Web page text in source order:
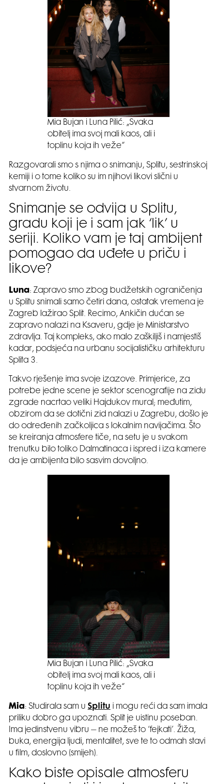
Mia Bujan i Luna Pilić: „Svaka
obitelj ima svoj mali kaos, ali i
toplinu koja ih veže“
Razgovarali smo s njima o snimanju, Splitu, sestrinskoj
kemiji i o tome koliko su im njihovi likovi slični u
stvarnom životu.
Snimanje se odvija u Splitu,
gradu koji je i sam jak ‘lik’ u
seriji. Koliko vam je taj ambijent
pomogao da uđete u priču i
likove?
Luna: Zapravo smo zbog budžetskih ograničenja
u Splitu snimali samo četiri dana, ostatak vremena je
Zagreb lažirao Split. Recimo, Ankičin dućan se
zapravo nalazi na Ksaveru, gdje je Ministarstvo
zdravlja. Taj kompleks, ako malo zaškiljiš i namjestiš
kadar, podsjeća na urbanu socijalističku arhitekturu
Splita 3.
Takvo rješenje ima svoje izazove. Primjerice, za
potrebe jedne scene je sektor scenografije na zidu
zgrade nacrtao veliki Hajdukov mural; međutim,
obzirom da se dotični zid nalazi u Zagrebu, došlo je
do određenih začkoljica s lokalnim navijačima. Što
se kreiranja atmosfere tiče, na setu je u svakom
trenutku bilo toliko Dalmatinaca i ispred i iza kamere
da je ambijenta bilo sasvim dovoljno.
Mia Bujan i Luna Pilić: „Svaka
obitelj ima svoj mali kaos, ali i
toplinu koja ih veže“
Mia: Studirala sam u Splitu i mogu reći da sam imala
priliku dobro ga upoznati. Split je uistinu poseban.
Ima jedinstvenu vibru – ne možeš to ‘fejkati’. Žiža,
buka, energija ljudi, mentalitet, sve te to odmah stavi
u film, doslovno (smijeh).
Kako biste opisale atmosferu